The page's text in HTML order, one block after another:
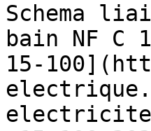
Schema
bain NF C
15-